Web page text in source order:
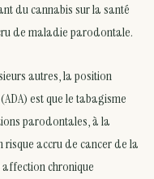
du cannabis sur la santé
de maladie parodontale.
autres, la position
est que le tabagisme
parodontales, à la
risque accru de cancer de la
chronique